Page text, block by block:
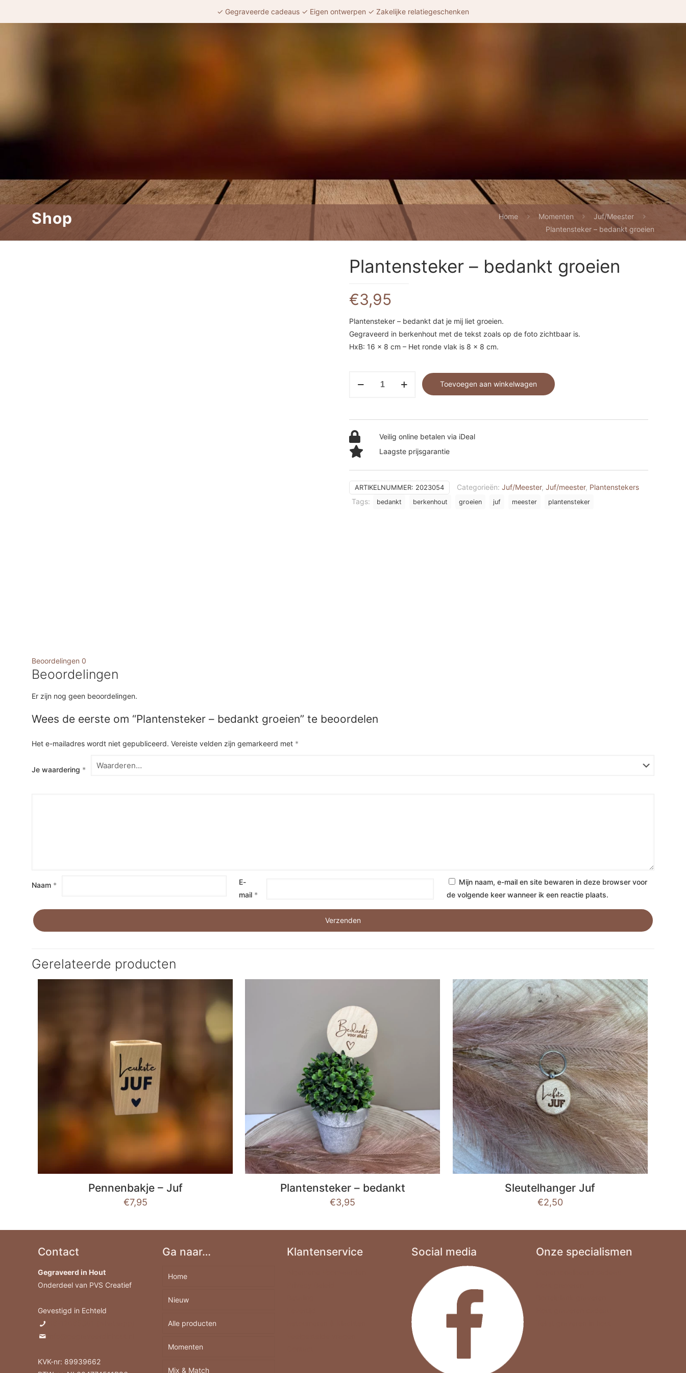
✓ Gegraveerde cadeaus ✓ Eigen ontwerpen ✓ Zakelijke relatiegeschenken
Shop Home Momenten
Juf/Meester
Plantensteker – bedankt groeien
Plantensteker – bedankt groeien
€3,95
Plantensteker – bedankt dat je mij liet groeien.
Gegraveerd in berkenhout met de tekst zoals op de foto zichtbaar is.
HxB: 16 x 8 cm – Het ronde vlak is 8 x 8 cm.
aantal
Toevoegen aan winkelwagen
Veilig online betalen via iDeal
Laagste prijsgarantie
ARTIKELNUMMER: 2023054 Categorieën: Juf/Meester, Juf/meester, Plantenstekers
Tags:
bedankt berkenhout groeien juf meester plantensteker
Beoordelingen 0
Beoordelingen
Er zijn nog geen beoordelingen.
Wees de eerste om “Plantensteker – bedankt groeien” te beoordelen
Het e-mailadres wordt niet gepubliceerd. Vereiste velden zijn gemarkeerd met *
Je waardering *
Naam *
E-
mail *
Mijn naam, e-mail en site bewaren in deze browser voor
de volgende keer wanneer ik een reactie plaats.
Gerelateerde producten
Pennenbakje – Juf
€7,95
Plantensteker – bedankt
€3,95
Sleutelhanger Juf
€2,50
Contact
Gegraveerd in Hout
Onderdeel van PVS Creatief
Gevestigd in Echteld
KVK-nr: 89939662
Ga naar…
Home
Nieuw
Alle producten
Borrelplank
Berkenhout A4-A5-A6
Momenten
Feestdagen
Mix & Match
Klantenservice Social media Onze specialismen